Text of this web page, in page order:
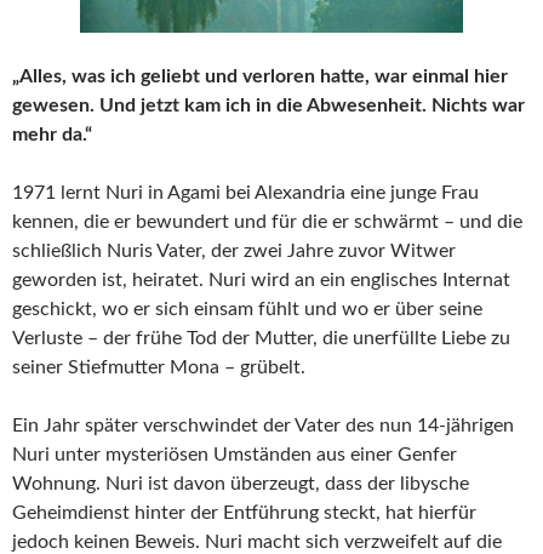
„Alles, was ich geliebt und verloren hatte, war einmal hier
gewesen. Und jetzt kam ich in die Abwesenheit. Nichts war
mehr da.“
1971 lernt Nuri in Agami bei Alexandria eine junge Frau
kennen, die er bewundert und für die er schwärmt – und die
schließlich Nuris Vater, der zwei Jahre zuvor Witwer
geworden ist, heiratet. Nuri wird an ein englisches Internat
geschickt, wo er sich einsam fühlt und wo er über seine
Verluste – der frühe Tod der Mutter, die unerfüllte Liebe zu
seiner Stiefmutter Mona – grübelt.
Ein Jahr später verschwindet der Vater des nun 14-jährigen
Nuri unter mysteriösen Umständen aus einer Genfer
Wohnung. Nuri ist davon überzeugt, dass der libysche
Geheimdienst hinter der Entführung steckt, hat hierfür
jedoch keinen Beweis. Nuri macht sich verzweifelt auf die